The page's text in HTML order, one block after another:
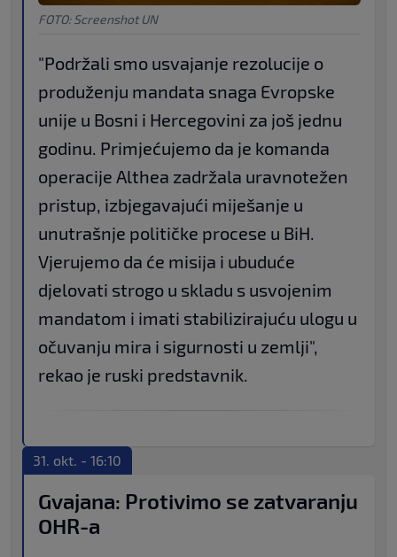
FOTO: Screenshot UN
"Podržali smo usvajanje rezolucije o
produženju mandata snaga Evropske
unije u Bosni i Hercegovini za još jednu
godinu. Primjećujemo da je komanda
operacije Althea zadržala uravnotežen
pristup, izbjegavajući miješanje u
unutrašnje političke procese u BiH.
Vjerujemo da će misija i ubuduće
djelovati strogo u skladu s usvojenim
mandatom i imati stabilizirajuću ulogu u
očuvanju mira i sigurnosti u zemlji",
rekao je ruski predstavnik.
31. okt. - 16:10
Gvajana: Protivimo se zatvaranju
OHR-a